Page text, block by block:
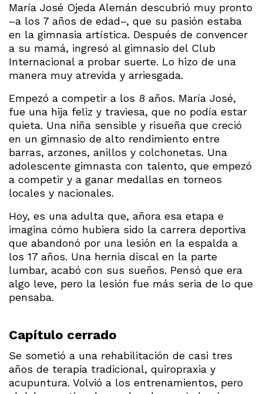
María José Ojeda Alemán descubrió muy pronto
–a los 7 años de edad–, que su pasión estaba
en la gimnasia artística. Después de convencer
a su mamá, ingresó al gimnasio del Club
Internacional a probar suerte. Lo hizo de una
manera muy atrevida y arriesgada.
Empezó a competir a los 8 años. María José,
fue una hija feliz y traviesa, que no podía estar
quieta. Una niña sensible y risueña que creció
en un gimnasio de alto rendimiento entre
barras, arzones, anillos y colchonetas. Una
adolescente gimnasta con talento, que empezó
a competir y a ganar medallas en torneos
locales y nacionales.
Hoy, es una adulta que, añora esa etapa e
imagina cómo hubiera sido la carrera deportiva
que abandonó por una lesión en la espalda a
los 17 años. Una hernia discal en la parte
lumbar, acabó con sus sueños. Pensó que era
algo leve, pero la lesión fue más seria de lo que
pensaba.
Capítulo cerrado
Se sometió a una rehabilitación de casi tres
años de terapia tradicional, quiropraxia y
acupuntura. Volvió a los entrenamientos, pero